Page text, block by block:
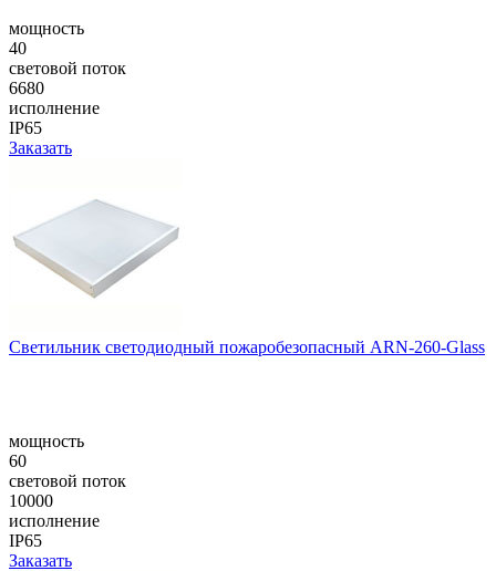
мощность
40
световой поток
6680
исполнение
IP65
Заказать
Светильник светодиодный пожаробезопасный ARN-260-Glass
мощность
60
световой поток
10000
исполнение
IP65
Заказать